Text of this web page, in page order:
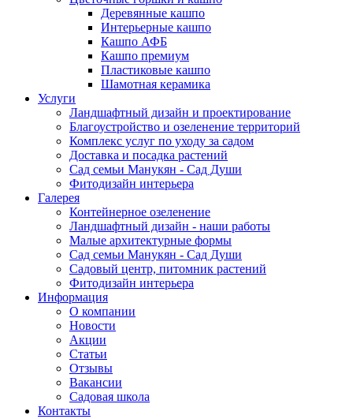
Деревянные кашпо
Интерьерные кашпо
Кашпо АФБ
Кашпо премиум
Пластиковые кашпо
Шамотная керамика
Услуги
Ландшафтный дизайн и проектирование
Благоустройство и озеленение территорий
Комплекс услуг по уходу за садом
Доставка и посадка растений
Сад семьи Манукян - Сад Души
Фитодизайн интерьера
Галерея
Контейнерное озеленение
Ландшафтный дизайн - наши работы
Малые архитектурные формы
Сад семьи Манукян - Сад Души
Садовый центр, питомник растений
Фитодизайн интерьера
Информация
О компании
Новости
Акции
Статьи
Отзывы
Вакансии
Садовая школа
Контакты